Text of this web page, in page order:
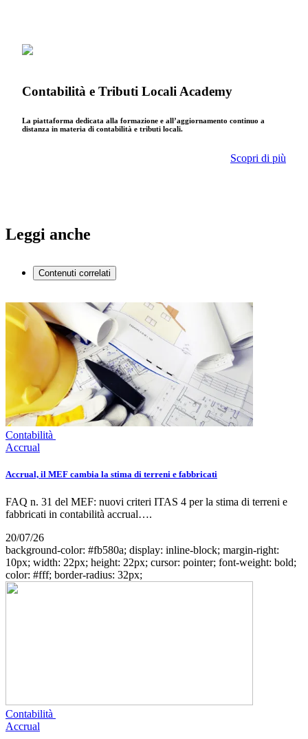
Contabilità e Tributi Locali Academy
La piattaforma dedicata alla formazione e all’aggiornamento continuo a
distanza in materia di contabilità e tributi locali.
Scopri di più
Leggi anche
Contenuti correlati
Contabilità
Accrual
Accrual, il MEF cambia la stima di terreni e fabbricati
FAQ n. 31 del MEF: nuovi criteri ITAS 4 per la stima di terreni e
fabbricati in contabilità accrual….
20/07/26
background-color: #fb580a; display: inline-block; margin-right:
10px; width: 22px; height: 22px; cursor: pointer; font-weight: bold;
color: #fff; border-radius: 32px;
Contabilità
Accrual